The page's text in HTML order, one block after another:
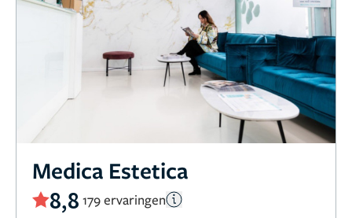
Medica Estetica
8,8 179 ervaringen